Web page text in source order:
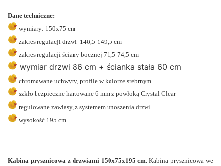
Dane techniczne:
wymiary: 150x75 cm
zakres regulacji drzwi 146,5-149,5 cm
zakres regulacji ściany bocznej 71,5-74,5 cm
wymiar drzwi 86 cm + ścianka stała 60 cm
chromowane uchwyty, profile w kolorze srebrnym
szkło bezpieczne hartowane 6 mm z powłoką Crystal Clear
regulowane zawiasy, z systemem unoszenia drzwi
wysokość 195 cm
Kabina prysznicowa z drzwiami 150x75x195 cm.Kabina prysznicowa we